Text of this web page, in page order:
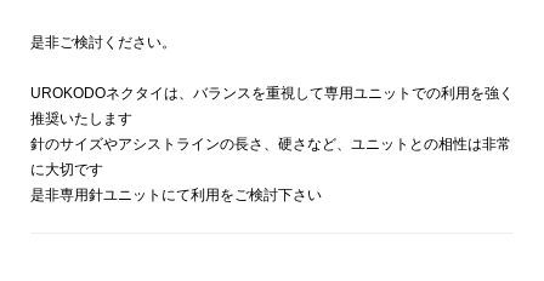
是非ご検討ください。
UROKODOネクタイは、バランスを重視して専用ユニットでの利用を強く
推奨いたします
針のサイズやアシストラインの長さ、硬さなど、ユニットとの相性は非常
に大切です
是非専用針ユニットにて利用をご検討下さい